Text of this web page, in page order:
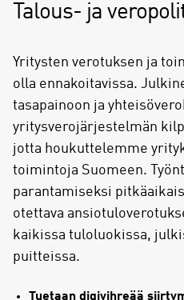
Talous- ja
Yritysten verotuksen ja
olla ennakoitavissa.
tasapainoon ja
yritysverojärjestelmän
jotta houkuttelemme
toimintoja Suomeen.
parantamiseksi
otettava
kaikissa tuloluokissa,
puitteissa.
Tuetaan digivihreää